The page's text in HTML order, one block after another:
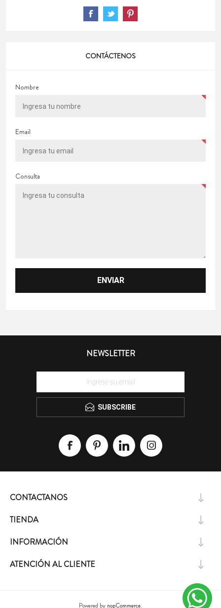
CONTÁCTENOS
Nombre
Email
Consulta
NEWSLETTER
SUBSCRIBE
CONTACTANOS
TIENDA
INFORMACIÓN
ATENCIÓN AL CLIENTE
Powered by nopCommerce.